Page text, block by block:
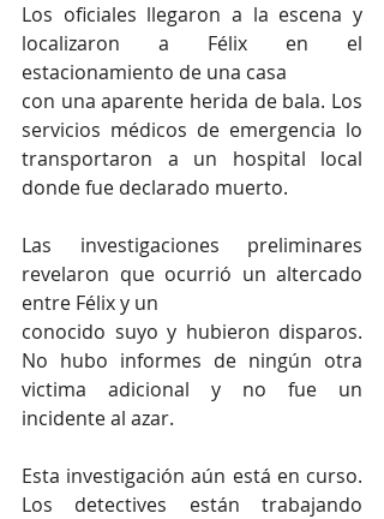
Los oficiales llegaron a la escena y
localizaron a Félix en el
estacionamiento de una casa
con una aparente herida de bala. Los
servicios médicos de emergencia lo
transportaron a un hospital local
donde fue declarado muerto.
Las investigaciones preliminares
revelaron que ocurrió un altercado
entre Félix y un
conocido suyo y hubieron disparos.
No hubo informes de ningún otra
victima adicional y no fue un
incidente al azar.
Esta investigación aún está en curso.
Los detectives están trabajando